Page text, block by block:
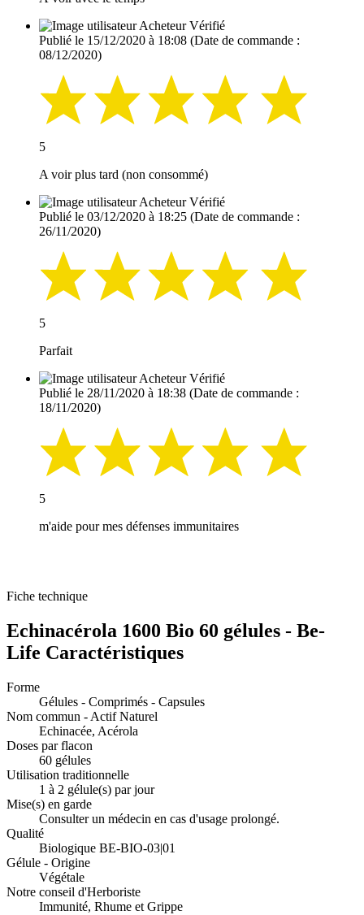
Acheteur Vérifié
Publié le 15/12/2020 à 18:08 (Date de commande :
08/12/2020)
5
A voir plus tard (non consommé)
Acheteur Vérifié
Publié le 03/12/2020 à 18:25 (Date de commande :
26/11/2020)
5
Parfait
Acheteur Vérifié
Publié le 28/11/2020 à 18:38 (Date de commande :
18/11/2020)
5
m'aide pour mes défenses immunitaires
Fiche technique
Echinacérola 1600 Bio 60 gélules - Be-
Life Caractéristiques
Forme
Gélules - Comprimés - Capsules
Nom commun - Actif Naturel
Echinacée, Acérola
Doses par flacon
60 gélules
Utilisation traditionnelle
1 à 2 gélule(s) par jour
Mise(s) en garde
Consulter un médecin en cas d'usage prolongé.
Qualité
Biologique BE-BIO-03|01
Gélule - Origine
Végétale
Notre conseil d'Herboriste
Immunité, Rhume et Grippe